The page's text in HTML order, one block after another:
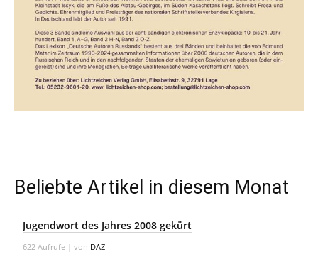
Beliebte Artikel in diesem Monat
Jugendwort des Jahres 2008 gekürt
622 Aufrufe | von DAZ